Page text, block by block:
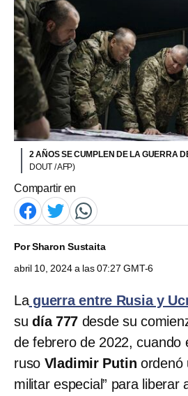
2 AÑOS SE CUMPLEN DE LA GUERRA
DOUT / AFP)
Compartir en
PorSharon Sustaita
abril 10, 2024 a las 07:27 GMT-6
Laguerra entre Rusia y
su día 777 desde su
de febrero de 2022, cuando
ruso Vladimir Putin ordenó
militar especial” para liberar